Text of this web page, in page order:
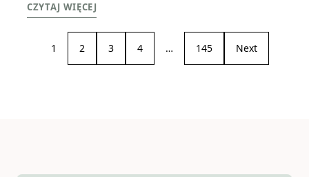
CZYTAJ WIĘCEJ
1 2 3 4 … 145 Next